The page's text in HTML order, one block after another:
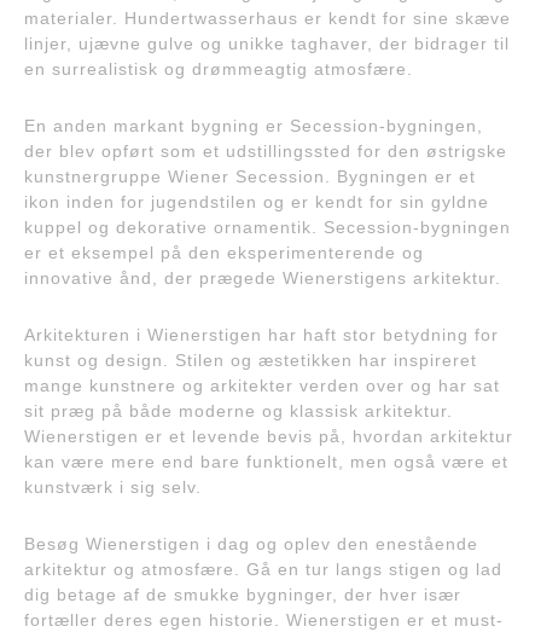
materialer. Hundertwasserhaus er kendt for sine skæve
linjer, ujævne gulve og unikke taghaver, der bidrager til
en surrealistisk og drømmeagtig atmosfære.
En anden markant bygning er Secession-bygningen,
der blev opført som et udstillingssted for den østrigske
kunstnergruppe Wiener Secession. Bygningen er et
ikon inden for jugendstilen og er kendt for sin gyldne
kuppel og dekorative ornamentik. Secession-bygningen
er et eksempel på den eksperimenterende og
innovative ånd, der prægede Wienerstigens arkitektur.
Arkitekturen i Wienerstigen har haft stor betydning for
kunst og design. Stilen og æstetikken har inspireret
mange kunstnere og arkitekter verden over og har sat
sit præg på både moderne og klassisk arkitektur.
Wienerstigen er et levende bevis på, hvordan arkitektur
kan være mere end bare funktionelt, men også være et
kunstværk i sig selv.
Besøg Wienerstigen i dag og oplev den enestående
arkitektur og atmosfære. Gå en tur langs stigen og lad
dig betage af de smukke bygninger, der hver især
fortæller deres egen historie. Wienerstigen er et must-